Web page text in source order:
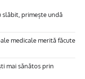
slăbit, primește undă
medicale merită făcute
mai sănătos prin